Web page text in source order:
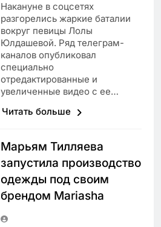
Накануне в соцсетях
разгорелись жаркие баталии
вокруг певицы Лолы
Юлдашевой. Ряд телеграм-
каналов опубликовал
специально
отредактированные и
увеличенные видео с ее…
Читать больше
Марьям Тилляева
запустила производство
одежды под своим
брендом Mariasha